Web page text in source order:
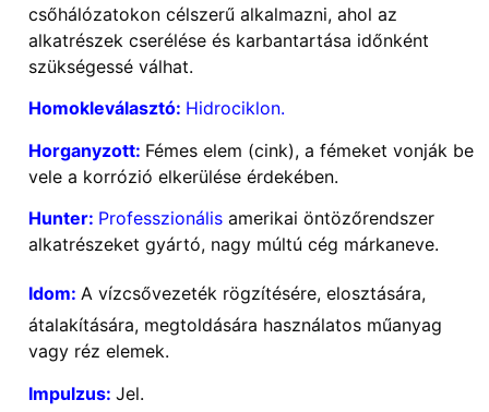
csőhálózatokon célszerű alkalmazni, ahol az
alkatrészek cserélése és karbantartása időnként
szükségessé válhat.
Homokleválasztó: Hidrociklon.
Horganyzott: Fémes elem (cink), a fémeket vonják be
vele a korrózió elkerülése érdekében.
Hunter: Professzionális amerikai öntözőrendszer
alkatrészeket gyártó, nagy múltú cég márkaneve.
Idom: A vízcsővezeték rögzítésére, elosztására,
átalakítására, megtoldására használatos műanyag
vagy réz elemek.
Impulzus: Jel.